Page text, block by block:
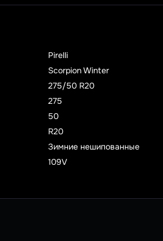
Pirelli
Scorpion Winter
275/50 R20
275
50
R20
Зимние нешипованные
109V